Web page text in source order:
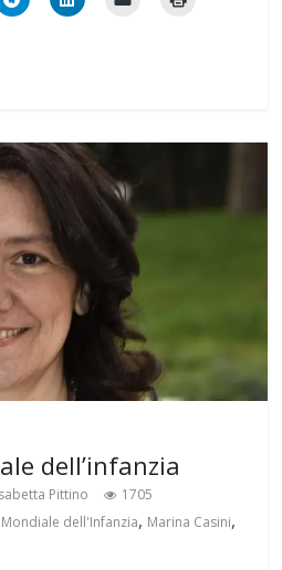
dell’infanzia
Pittino
1705
dell'Infanzia, Marina Casini,